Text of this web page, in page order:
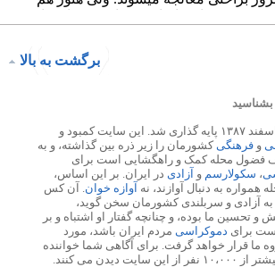
برگشت به بالا
فضول محله در ۱۳ اسفند ۱۳۸۷ پایه گذاری شد. این سایت کمبود و
و فرهنگی کشورمان را زیر ذره بین گذاشته، و به
فضول محله کمک و راهگشایی است برای
، سکولارسم و آزادی در ایران. بر این اساس،
به دنبال آوازند، نه آوازه خوان . آن کس
آزادی و سربلندی کشورمان سخن گوید،
تحسین ما بوده، و چنانچه گفتار او اشتباه و بر
برای دموکراسی مردم ایران باشد، مورد
ما قرار خواهد گرفت. برای آگاهی شما خواننده
دیدن می کنند.